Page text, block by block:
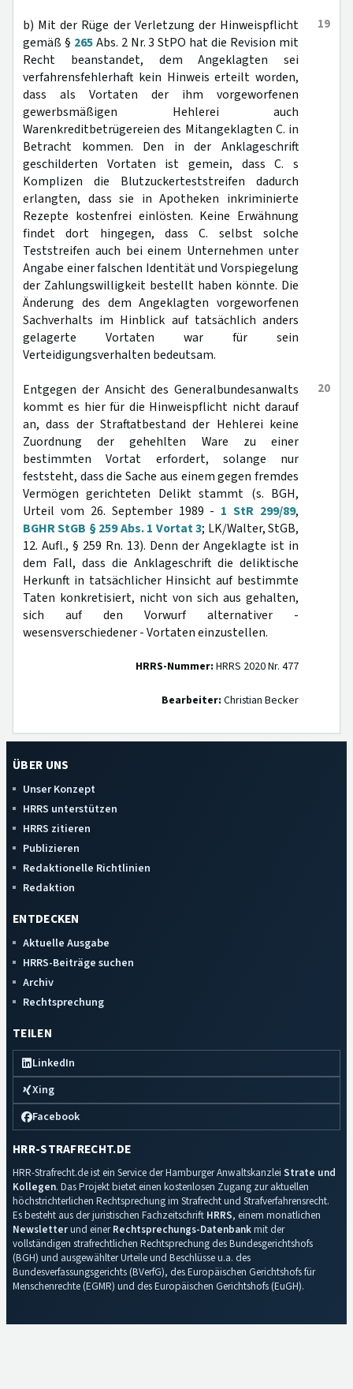
19
b) Mit der Rüge der Verletzung der Hinweispflicht
gemäß § 265Abs. 2 Nr. 3 StPO hat die Revision mit
Recht beanstandet, dem Angeklagten sei
verfahrensfehlerhaft kein Hinweis erteilt worden,
dass als Vortaten der ihm vorgeworfenen
gewerbsmäßigen Hehlerei auch
Warenkreditbetrügereien des Mitangeklagten C. in
Betracht kommen. Den in der Anklageschrift
geschilderten Vortaten ist gemein, dass C. s
Komplizen die Blutzuckerteststreifen dadurch
erlangten, dass sie in Apotheken inkriminierte
Rezepte kostenfrei einlösten. Keine Erwähnung
findet dort hingegen, dass C. selbst solche
Teststreifen auch bei einem Unternehmen unter
Angabe einer falschen Identität und Vorspiegelung
der Zahlungswilligkeit bestellt haben könnte. Die
Änderung des dem Angeklagten vorgeworfenen
Sachverhalts im Hinblick auf tatsächlich anders
gelagerte Vortaten war für sein
Verteidigungsverhalten bedeutsam.
20
Entgegen der Ansicht des Generalbundesanwalts
kommt es hier für die Hinweispflicht nicht darauf
an, dass der Straftatbestand der Hehlerei keine
Zuordnung der gehehlten Ware zu einer
bestimmten Vortat erfordert, solange nur
feststeht, dass die Sache aus einem gegen fremdes
Vermögen gerichteten Delikt stammt (s. BGH,
Urteil vom 26. September 1989 - 1 StR 299/89,
BGHR StGB § 259 Abs. 1 Vortat 3; LK/Walter, StGB,
12. Aufl., § 259 Rn. 13). Denn der Angeklagte ist in
dem Fall, dass die Anklageschrift die deliktische
Herkunft in tatsächlicher Hinsicht auf bestimmte
Taten konkretisiert, nicht von sich aus gehalten,
sich auf den Vorwurf alternativer -
wesensverschiedener - Vortaten einzustellen.
HRRS-Nummer: HRRS 2020 Nr. 477
Bearbeiter: Christian Becker
ÜBER UNS
Unser Konzept
HRRS unterstützen
HRRS zitieren
Publizieren
Redaktionelle Richtlinien
Redaktion
ENTDECKEN
Aktuelle Ausgabe
HRRS-Beiträge suchen
Archiv
Rechtsprechung
TEILEN
LinkedIn
Xing
Facebook
HRR-STRAFRECHT.DE
HRR-Strafrecht.de ist ein Service der Hamburger Anwaltskanzlei Strate und
Kollegen. Das Projekt bietet einen kostenlosen Zugang zur aktuellen
höchstrichterlichen Rechtsprechung im Strafrecht und Strafverfahrensrecht.
Es besteht aus der juristischen Fachzeitschrift HRRS, einem monatlichen
Newsletterund einerRechtsprechungs-Datenbankmit der
vollständigen strafrechtlichen Rechtsprechung des Bundesgerichtshofs
(BGH) und ausgewählter Urteile und Beschlüsse u.a. des
Bundesverfassungsgerichts (BVerfG), des Europäischen Gerichtshofs für
Menschenrechte (EGMR) und des Europäischen Gerichtshofs (EuGH).